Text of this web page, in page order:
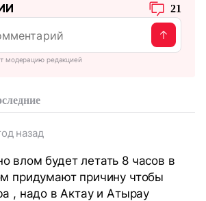
21
модерацию редакцией
назад
влом будет летать 8 часов в
придумают причину чтобы
, надо в Актау и Атырау